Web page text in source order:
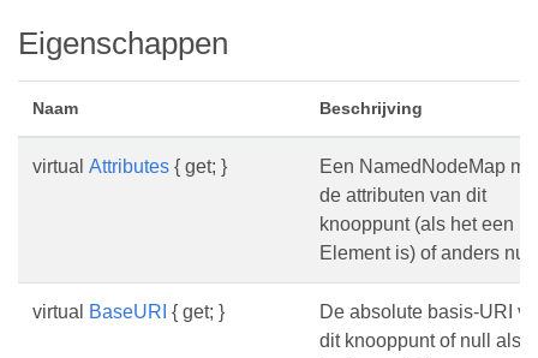
Eigenschappen
Naam Beschrijving
virtual Attributes { get; }
Een NamedNodeMap
de attributen van dit
knooppunt (als het een
Element is) of anders nul.
virtual BaseURI { get; }
De absolute basis-URI
dit knooppunt of null als